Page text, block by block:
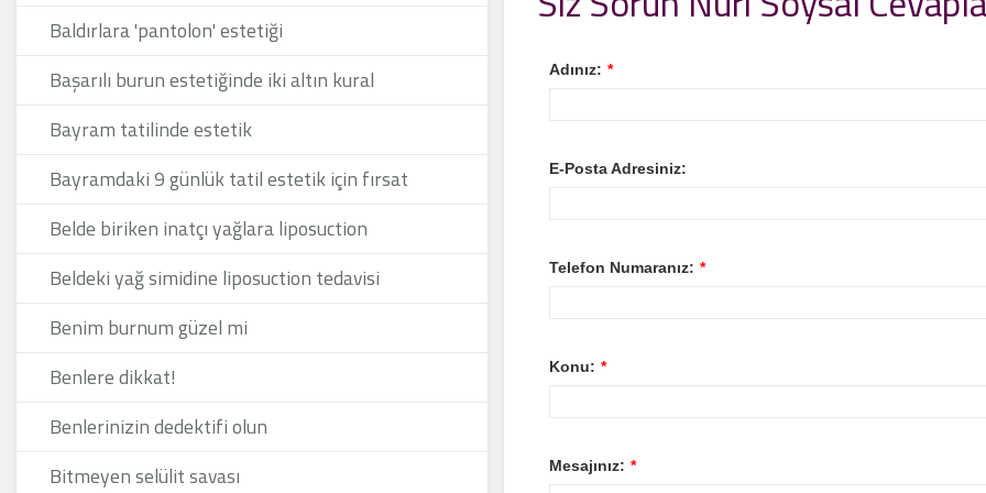
Adınız: *
E-Posta Adresiniz:
Telefon Numaranız: *
Konu: *
Mesajınız: *
Baldırlara 'pantolon' estetiği
Başarılı burun estetiğinde iki altın kural
Bayram tatilinde estetik
Bayramdaki 9 günlük tatil estetik için fırsat
Belde biriken inatçı yağlara liposuction
Beldeki yağ simidine liposuction tedavisi
Benim burnum güzel mi
Benlere dikkat!
Benlerinizin dedektifi olun
Bitmeyen selülit savası